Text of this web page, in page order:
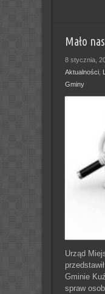
Mało
8 stycznia,
Aktualności,
Gminy
Urząd
Gminie
spraw